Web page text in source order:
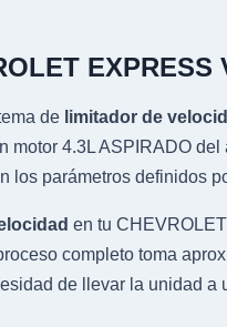
de limitador de
4.3L ASPIRADO
los parámetros definidos
en tu
completo toma
de llevar la unidad a